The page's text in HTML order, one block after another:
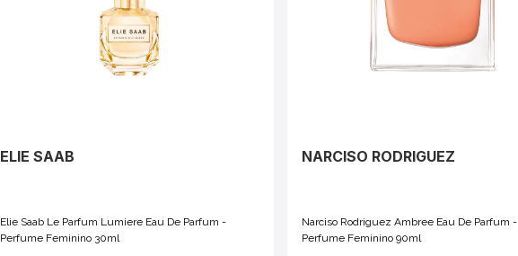
ELIE SAAB
Elie Saab Le Parfum Lumiere Eau De Parfum -
Perfume Feminino 30ml
NARCISO RODRIGUEZ
Narciso Rodriguez Ambree Eau De Parfum -
Perfume Feminino 90ml